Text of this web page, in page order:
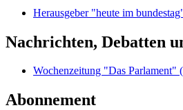
Herausgeber "heute im
Nachrichten, Debatten
Wochenzeitung "Das Parlament"
Abonnement